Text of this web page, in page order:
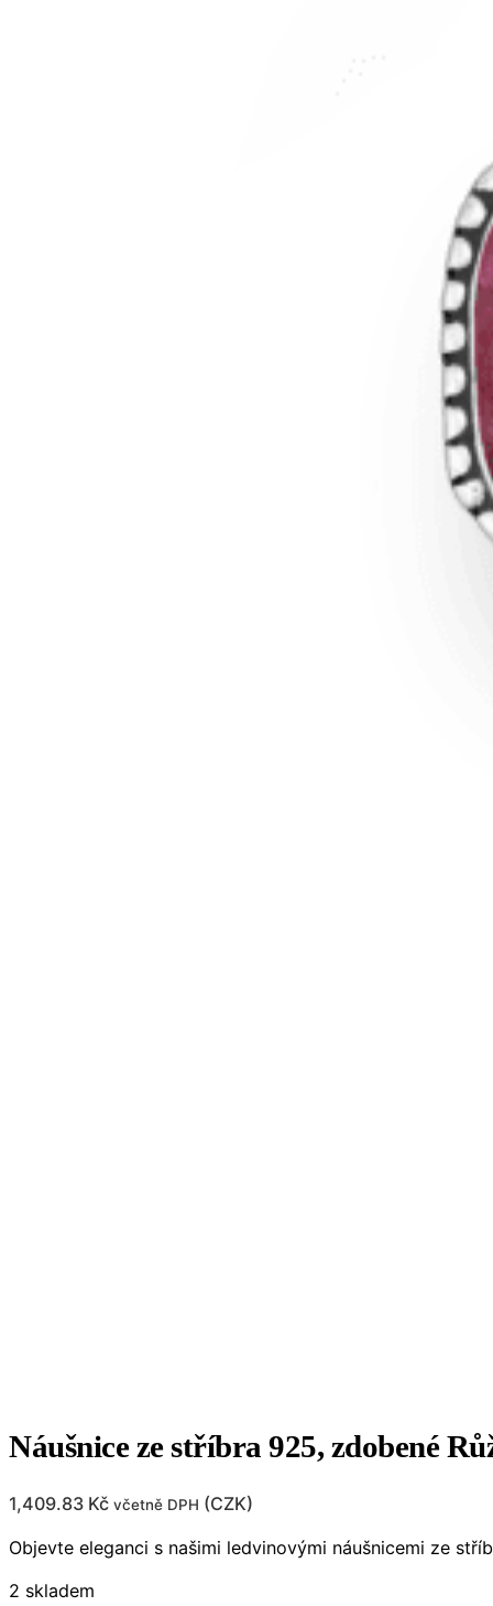
Náušnice ze stříbra 925, zdobené
1,409.83 Kč včetně DPH (CZK)
Objevte eleganci s našimi ledvinovými náušnicemi ze
2 skladem